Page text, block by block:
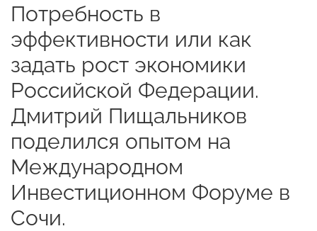
Потребность в
эффективности или как
задать рост экономики
Российской Федерации.
Дмитрий Пищальников
поделился опытом на
Международном
Инвестиционном Форуме в
Сочи.